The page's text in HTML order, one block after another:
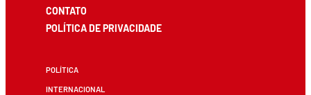
CONTATO
POLÍTICA DE PRIVACIDADE
POLÍTICA
INTERNACIONAL